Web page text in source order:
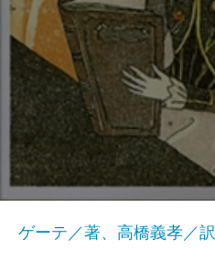
ゲーテ／著、高橋義孝／訳